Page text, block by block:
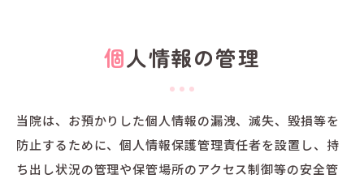
個人情報の管理
当院は、お預かりした個人情報の漏洩、滅失、毀損等を
防止するために、個人情報保護管理責任者を設置し、持
ち出し状況の管理や保管場所のアクセス制御等の安全管